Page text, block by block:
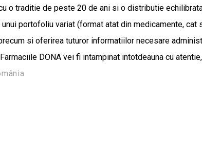
o traditie de peste 20 de ani si o distributie
portofoliu variat (format atat din medicamente,
si oferirea tuturor informatiilor necesare
DONA vei fi intampinat intotdeauna cu